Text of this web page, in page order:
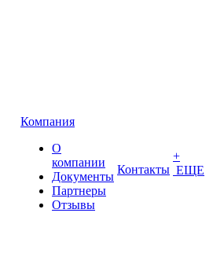
Компания
О
компании
Документы
Партнеры
Отзывы
Контакты
+
ЕЩЕ